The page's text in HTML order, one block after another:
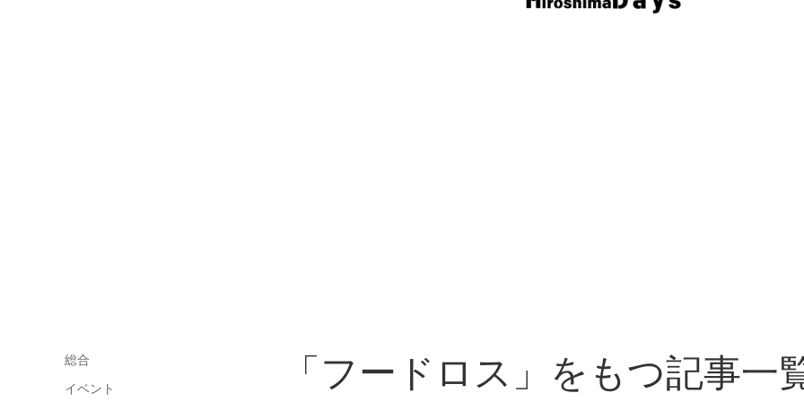
総合
イベント
「フードロス」をもつ記事一